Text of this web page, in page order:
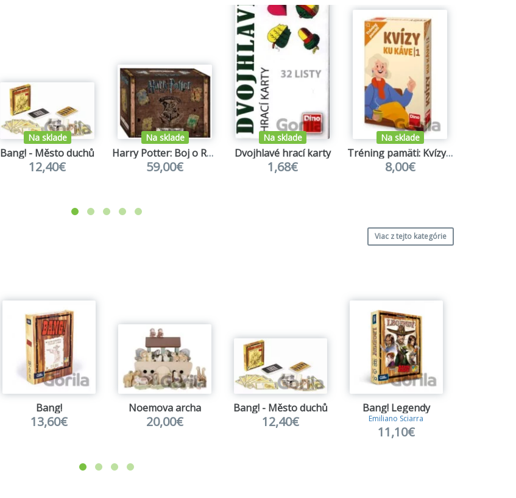
Na sklade
Bang! - Město duchů
12,40€
Na sklade
Harry Potter: Boj o Rokfort (slovenská verzia)
59,00€
Na sklade
Dvojhlavé hrací karty
1,68€
Na sklade
Tréning pamäti: Kvízy ku káve 1
8,00€
Viac z tejto kategórie
Bang!
13,60€
Noemova archa
20,00€
Bang! - Město duchů
12,40€
Bang! Legendy
Emiliano Sciarra
11,10€